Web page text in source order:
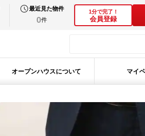
最近見た物件
0件
1分で完了！
会員登録
オープンハウスについて マイ